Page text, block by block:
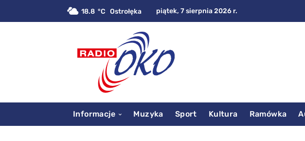
18.8 C Ostrołęka piątek, 7 sierpnia 2026 r.
Informacje Muzyka Sport Kultura Ramówka